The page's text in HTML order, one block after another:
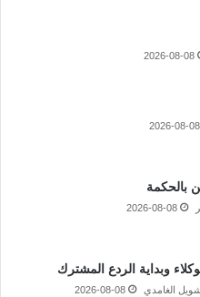
2026-08-08
2026-08-08
بالحكمة
2026-08-08
وبداية الردع المشترك
الغامدي 2026-08-08